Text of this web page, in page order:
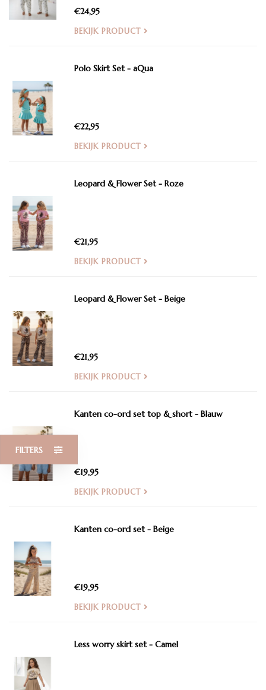
FILTERS
€24,95
BEKIJK PRODUCT
Polo Skirt Set - aQua
€22,95
BEKIJK PRODUCT
Leopard & Flower Set - Roze
€21,95
BEKIJK PRODUCT
Leopard & Flower Set - Beige
€21,95
BEKIJK PRODUCT
Kanten co-ord set top & short - Blauw
€19,95
BEKIJK PRODUCT
Kanten co-ord set - Beige
€19,95
BEKIJK PRODUCT
Less worry skirt set - Camel